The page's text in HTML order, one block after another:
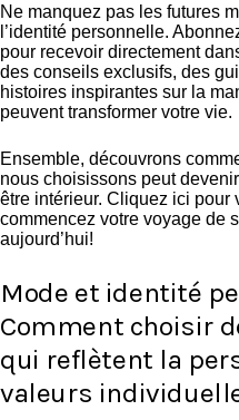
Ne manquez pas les futures
l’identité personnelle.
pour recevoir directement
des conseils exclusifs, des
histoires inspirantes sur la
peuvent transformer votre vie.
Ensemble, découvrons
nous choisissons peut
être intérieur. Cliquez ici pour
commencez votre voyage de
aujourd’hui!
Mode et identité
Comment choisir
qui reflètent la
valeurs